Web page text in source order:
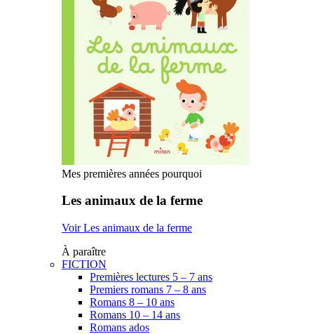
Mes premières années pourquoi
Les animaux de la ferme
Voir Les animaux de la ferme
À paraître
FICTION
Premières lectures 5 – 7 ans
Premiers romans 7 – 8 ans
Romans 8 – 10 ans
Romans 10 – 14 ans
Romans ados